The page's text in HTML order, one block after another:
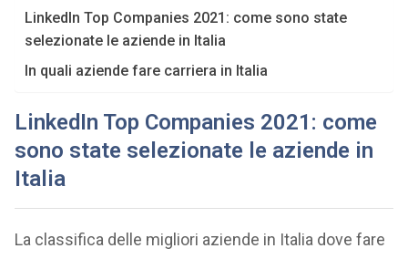
LinkedIn Top Companies 2021: come sono state
selezionate le aziende in Italia
In quali aziende fare carriera in Italia
LinkedIn Top Companies 2021: come
sono state selezionate le aziende in
Italia
La classifica delle migliori aziende in Italia dove fare